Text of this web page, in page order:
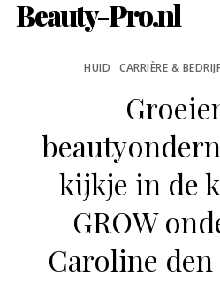
Beauty-Pro.nl
HUID CARRIÈRE &
kijkje in de
GROW
Caroline